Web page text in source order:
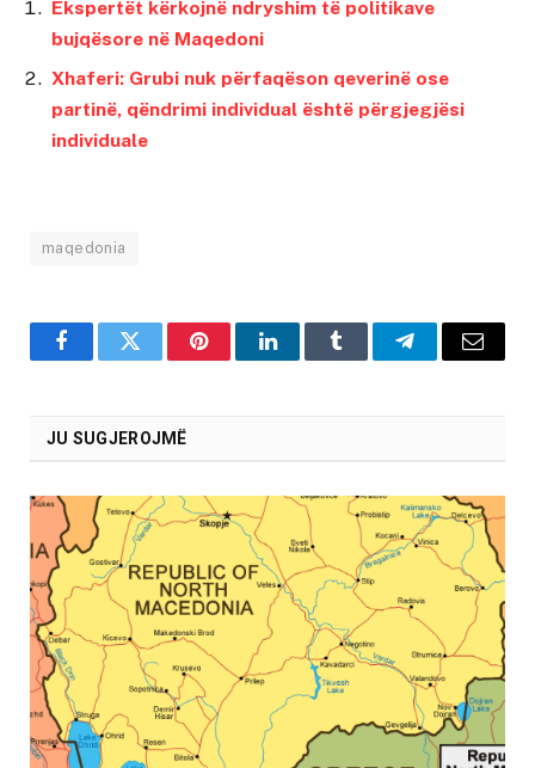
Ekspertët kërkojnë ndryshim të politikave
bujqësore në Maqedoni
Xhaferi: Grubi nuk përfaqëson qeverinë ose
partinë, qëndrimi individual është përgjegjësi
individuale
maqedonia
FacebookTwitter PinterestLinkedInTumblr TelegramEmail
JU SUGJEROJMË